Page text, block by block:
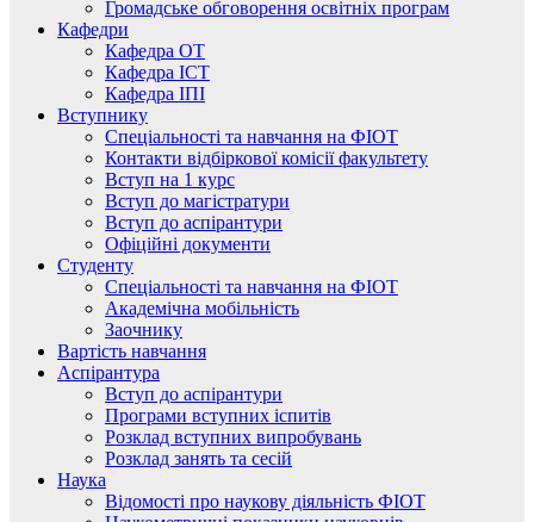
Громадське обговорення освітніх програм
Кафедри
Кафедра ОТ
Кафедра ІСТ
Кафедра ІПІ
Вступнику
Спеціальності та навчання на ФІОТ
Контакти відбіркової комісії факультету
Вступ на 1 курс
Вступ до магістратури
Вступ до аспірантури
Офіційні документи
Студенту
Спеціальності та навчання на ФІОТ
Академічна мобільність
Заочнику
Вартість навчання
Аспірантура
Вступ до аспірантури
Програми вступних іспитів
Розклад вступних випробувань
Розклад занять та сесій
Наука
Відомості про наукову діяльність ФІОТ